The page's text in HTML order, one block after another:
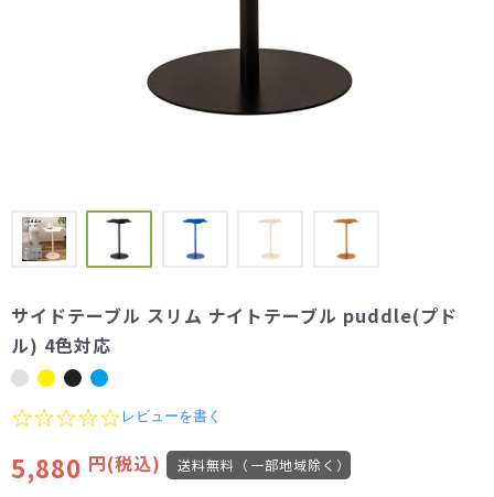
サイドテーブル スリム ナイトテーブル puddle(プド
ル) 4色対応
0.0
rating
レビューを書く
5,880 円(税込) 送料無料（一部地域除く）